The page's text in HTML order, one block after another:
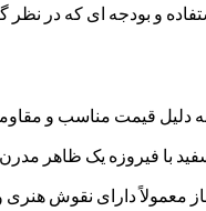
و بودجه ای که در نظر
به دلیل قیمت مناسب و
با فیروزه یک ظاهر
دارای نقوش هنری